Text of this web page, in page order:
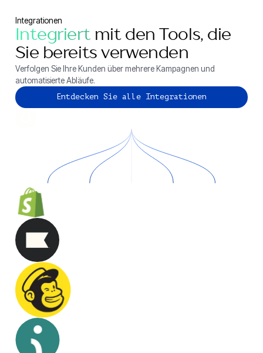
Integrationen
Integriert mit den Tools, die
Sie bereits verwenden
Verfolgen Sie Ihre Kunden über mehrere Kampagnen und
automatisierte Abläufe.
Entdecken Sie alle Integrationen